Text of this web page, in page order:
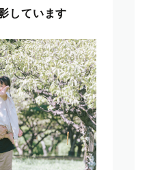
しています